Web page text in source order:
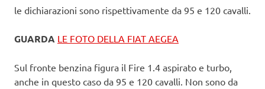
le dichiarazioni sono rispettivamente da 95 e 120 cavalli.
GUARDA LE FOTO DELLA FIAT AEGEA
Sul fronte benzina figura il Fire 1.4 aspirato e turbo,
anche in questo caso da 95 e 120 cavalli. Non sono da